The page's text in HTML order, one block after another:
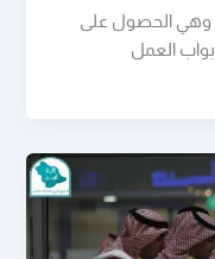
وهي الحصول على
العمل